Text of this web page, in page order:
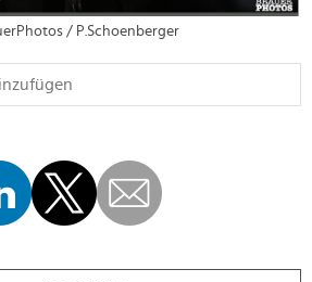
/ P.Schoenberger